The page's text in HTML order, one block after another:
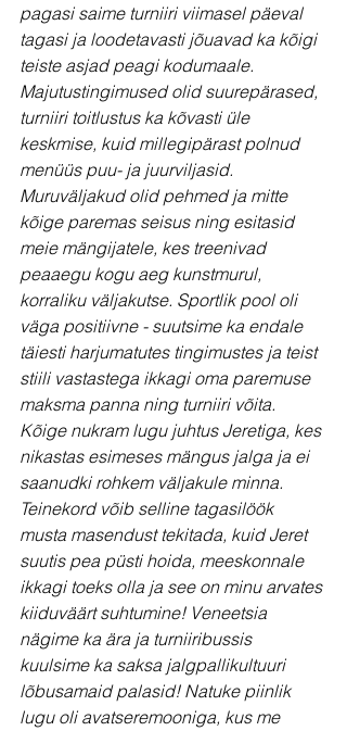
pagasi saime turniiri viimasel päeval
tagasi ja loodetavasti jõuavad ka kõigi
teiste asjad peagi kodumaale.
Majutustingimused olid suurepärased,
turniiri toitlustus ka kõvasti üle
keskmise, kuid millegipärast polnud
menüüs puu- ja juurviljasid.
Muruväljakud olid pehmed ja mitte
kõige paremas seisus ning esitasid
meie mängijatele, kes treenivad
peaaegu kogu aeg kunstmurul,
korraliku väljakutse. Sportlik pool oli
väga positiivne - suutsime ka endale
täiesti harjumatutes tingimustes ja teist
stiili vastastega ikkagi oma paremuse
maksma panna ning turniiri võita.
Kõige nukram lugu juhtus Jeretiga, kes
nikastas esimeses mängus jalga ja ei
saanudki rohkem väljakule minna.
Teinekord võib selline tagasilöök
musta masendust tekitada, kuid Jeret
suutis pea püsti hoida, meeskonnale
ikkagi toeks olla ja see on minu arvates
kiiduväärt suhtumine! Veneetsia
nägime ka ära ja turniiribussis
kuulsime ka saksa jalgpallikultuuri
lõbusamaid palasid! Natuke piinlik
lugu oli avatseremooniga, kus me